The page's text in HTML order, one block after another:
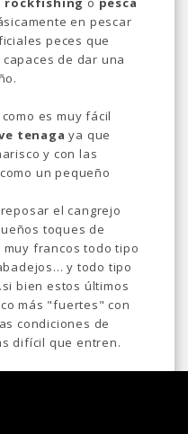
en pescar
peces que
de dar una
es muy fácil
tenaga ya que
y con las
un pequeño
el cangrejo
toques de
francos todo tipo
y todo tipo
bien estos últimos
más "fuertes" con
condiciones de
difícil que entren.